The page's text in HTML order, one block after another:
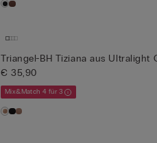
Triangel-BH Tiziana aus Ultralight
€ 35,90
Mix&Match 4 für 3